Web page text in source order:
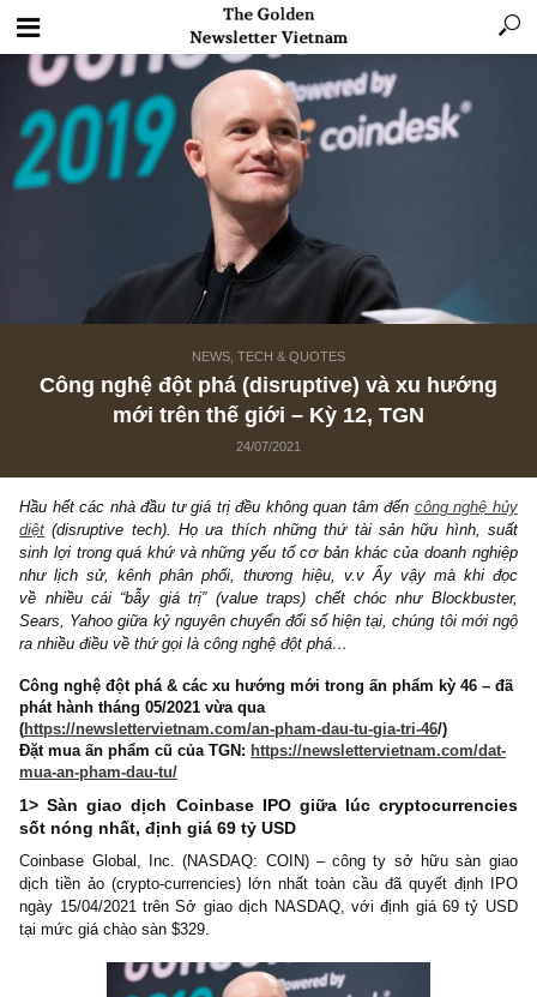
NEWS, TECH & QUOTES
Công nghệ đột phá (disruptive) và xu
Hầu hết các nhà đầu tư giá trị đều không quan tâm đếncông
diệt
(disruptive tech). Họ ưa thích những thứ tài sản hữu
sinh lợi trong quá khứ và những yếu tố cơ bản khác của doanh
như lịch sử, kênh phân phối, thương hiệu, v.v Ấy vậy mà
Sears, Yahoo giữa kỷ nguyên chuyển đổi số hiện tại, chúng tôi
ra nhiều điều về thứ gọi là công nghệ đột phá…
Công nghệ đột phá & các xu hướng mới trong ấn phẩm kỳ 46
phát hành tháng 05/2021 vừa qua
(https://newslettervietnam.com/an-pham-dau-tu-gia-tri-46/)
Đặt mua ấn phẩm cũ của TGN:https://newslettervietnam.com/
mua-an-pham-dau-tu/
1> Sàn giao dịch Coinbase IPO giữa lúc
sốt nóng nhất, định giá 69 tỷ USD
dịch tiền ảo (crypto-currencies) lớn nhất toàn cầu đã quyết